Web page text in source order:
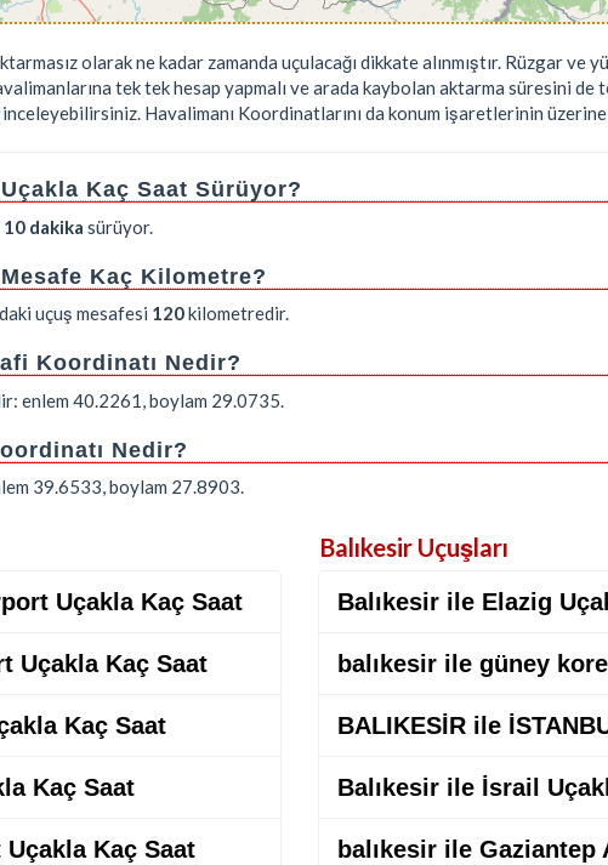
olarak ne kadar zamanda uçulacağı dikkate alınmıştır. Rüzgar ve
tek tek hesap yapmalı ve arada kaybolan aktarma süresini de
inceleyebilirsiniz. Havalimanı Koordinatlarını da konum işaretlerinin
Kaç Saat Sürüyor?
10 dakika sürüyor.
Kaç Kilometre?
uçuş mesafesi 120kilometredir.
Koordinatı Nedir?
enlem 40.2261, boylam 29.0735.
Nedir?
39.6533, boylam 27.8903.
Uçakla Kaç Saat
Uçakla Kaç Saat
Kaç Saat
Kaç Saat
Kaç Saat
Balıkesir Uçuşları
Balıkesir ile Elazig
balıkesir ile güney
BALIKESİR ile
Balıkesir ile İsrail
balıkesir ile